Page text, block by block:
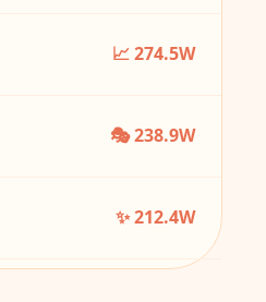
📈 274.5W
🎭 238.9W
✨ 212.4W